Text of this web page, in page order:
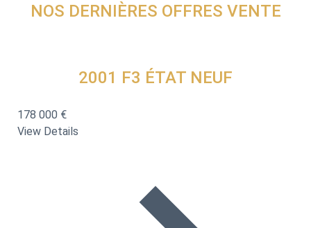
NOS DERNIÈRES OFFRES VENTE
2001 F3 ÉTAT NEUF
178 000 €
View Details